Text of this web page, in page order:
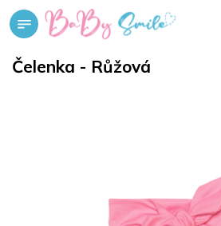
Přejít
na
Čelenka - Růžová